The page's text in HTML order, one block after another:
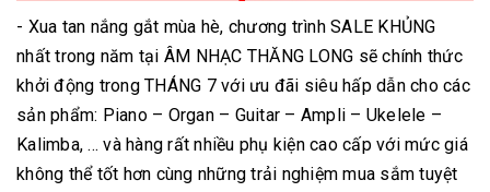
- Xua tan nắng gắt mùa hè, chương trình SALE KHỦNG
nhất trong năm tại ÂM NHẠC THĂNG LONG sẽ chính thức
khởi động trong THÁNG 7 với ưu đãi siêu hấp dẫn cho các
sản phẩm: Piano – Organ – Guitar – Ampli – Ukelele –
Kalimba, ... và hàng rất nhiều phụ kiện cao cấp với mức giá
không thể tốt hơn cùng những trải nghiệm mua sắm tuyệt